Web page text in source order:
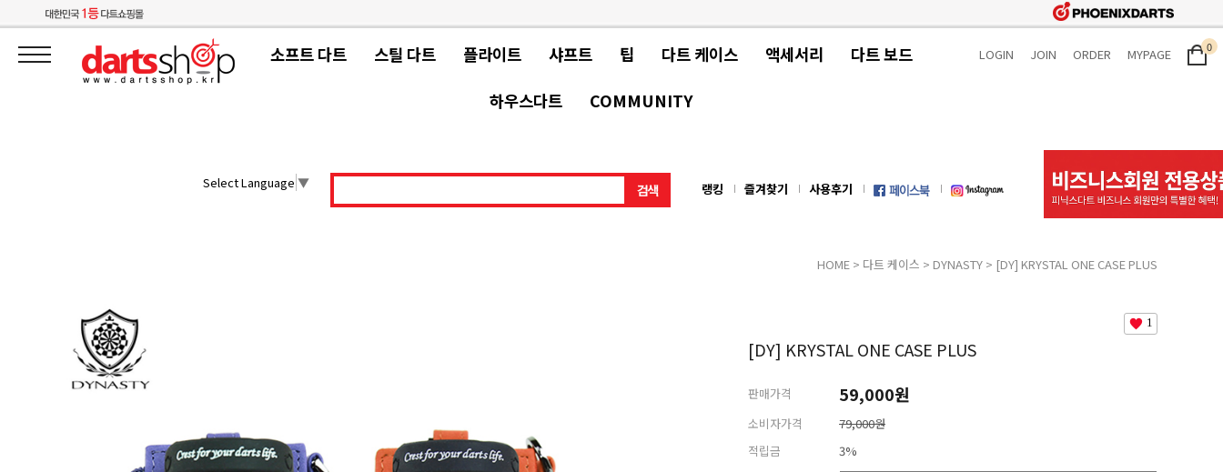
소프트 다트 스틸 다트 플라이트 샤프트 팁 다트 케이스 액세서리 다트 보드
하우스다트 COMMUNITY
LOGIN JOIN ORDER MYPAGE 0
Select Language ▼ 랭킹 즐겨찾기 사용후기
HOME > 다트 케이스 > DYNASTY > [DY] KRYSTAL ONE CASE PLUS
1
[DY] KRYSTAL ONE CASE PLUS
판매가격 59,000원
소비자가격
79,000원
적립금
3%